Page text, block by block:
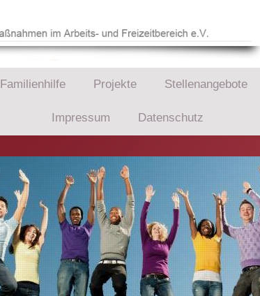
Familienhilfe Projekte Stellenangebote
Impressum Datenschutz